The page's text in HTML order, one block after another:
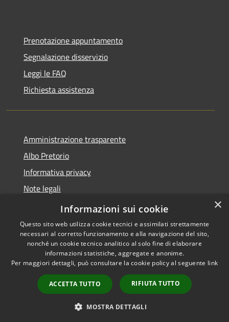
Prenotazione appuntamento
Segnalazione disservizio
Leggi le FAQ
Richiesta assistenza
Amministrazione trasparente
Albo Pretorio
Informativa privacy
Note legali
Dichiarazione di accessibilità
Accessibilità
Copyright © 2026 • Comune di
Loano • Powered by
Municipium•
Accesso
redazione
×
Informazioni sui cookie
Questo sito web utilizza cookie tecnici e assimilati strettamente
necessari al corretto funzionamento e alla navigazione del sito,
nonché un cookie tecnico analitico al solo fine di elaborare
informazioni statistiche, aggregate e anonime.
Per maggiori dettagli, può consultare la cookie policy al seguente link
ACCETTA TUTTO RIFIUTA TUTTO
MOSTRA DETTAGLI